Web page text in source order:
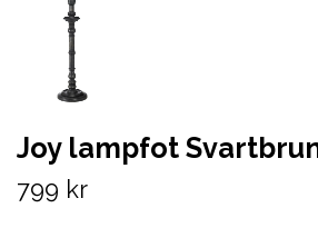
Joy lampfot
799 kr